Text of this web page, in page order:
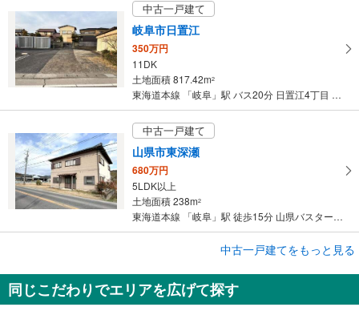
中古一戸建て
岐阜市日置江
350万円
11DK
土地面積 817.42m2
東海道本線 「岐阜」駅 バス20分 日置江4丁目 バス停下車 徒歩9分
中古一戸建て
山県市東深瀬
680万円
5LDK以上
土地面積 238m2
東海道本線 「岐阜」駅 徒歩15分 山県バスターミナル G51】西鏡島
岐阜市田生越町
4,180万円
4LDK
中古一戸建てをもっと見る
同じこだわりでエリアを広げて探す